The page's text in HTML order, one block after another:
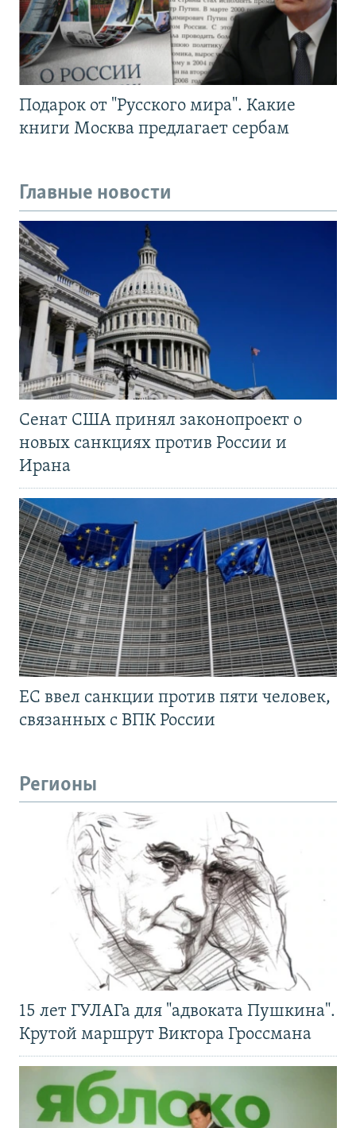
Подарок от "Русского мира". Какие
книги Москва предлагает сербам
Главные новости
Сенат США принял законопроект о
новых санкциях против России и
Ирана
ЕС ввел санкции против пяти человек,
связанных с ВПК России
Регионы
15 лет ГУЛАГа для "адвоката Пушкина".
Крутой маршрут Виктора Гроссмана